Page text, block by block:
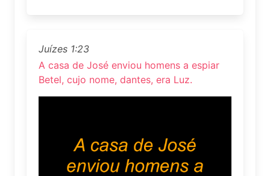
Juízes 1:23
A casa de José enviou homens a espiar
Betel, cujo nome, dantes, era Luz.